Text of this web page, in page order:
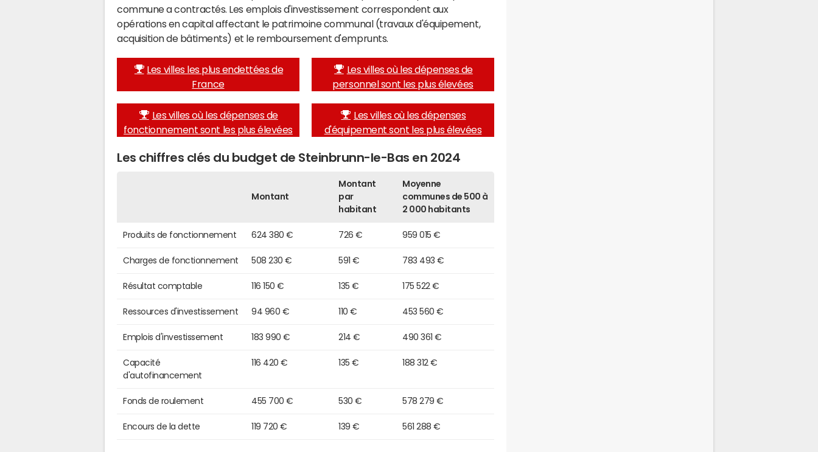
commune a contractés. Les emplois d'investissement correspondent aux
opérations en capital affectant le patrimoine communal (travaux d'équipement,
acquisition de bâtiments) et le remboursement d'emprunts.
Les villes les plus endettées de
France
Les villes où les dépenses de
personnel sont les plus élevées
Les villes où les dépenses de
fonctionnement sont les plus élevées
Les villes où les dépenses
d'équipement sont les plus élevées
Les chiffres clés du budget de Steinbrunn-le-Bas en 2024
Montant
Montant
par
habitant
Moyenne
communes de 500 à
2 000 habitants
Produits de fonctionnement 624 380 € 726 € 959 015 €
Charges de fonctionnement 508 230 € 591 € 783 493 €
Résultat comptable 116 150 € 135 € 175 522 €
Ressources d'investissement 94 960 € 110 € 453 560 €
Emplois d'investissement 183 990 € 214 € 490 361 €
Capacité
d'autofinancement
116 420 € 135 € 188 312 €
Fonds de roulement 455 700 € 530 € 578 279 €
Encours de la dette 119 720 € 139 € 561 288 €